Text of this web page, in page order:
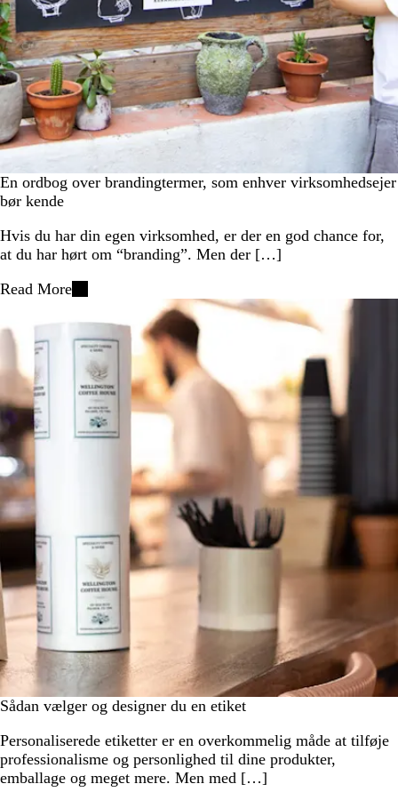
En ordbog over brandingtermer, som enhver virksomhedsejer
bør kende
Hvis du har din egen virksomhed, er der en god chance for,
at du har hørt om “branding”. Men der […]
Read More
Sådan vælger og designer du en etiket
Personaliserede etiketter er en overkommelig måde at tilføje
professionalisme og personlighed til dine produkter,
emballage og meget mere. Men med […]